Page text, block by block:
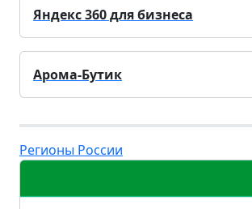
Яндекс 360 для бизнеса
Арома-Бутик
Регионы России